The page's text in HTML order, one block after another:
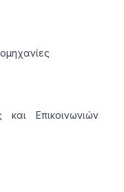
και Επικοινωνιών